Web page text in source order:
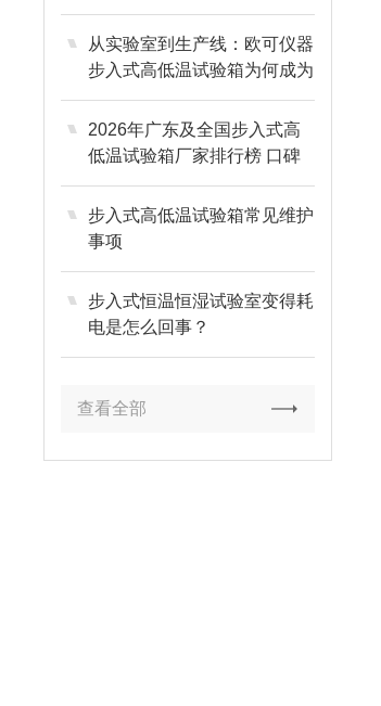
业采购榜单指南
从实验室到生产线：欧可仪器
步入式高低温试验箱为何成为
工业测试
2026年广东及全国步入式高
低温试验箱厂家排行榜 口碑
推荐TOP8
步入式高低温试验箱常见维护
事项
步入式恒温恒湿试验室变得耗
电是怎么回事？
查看全部